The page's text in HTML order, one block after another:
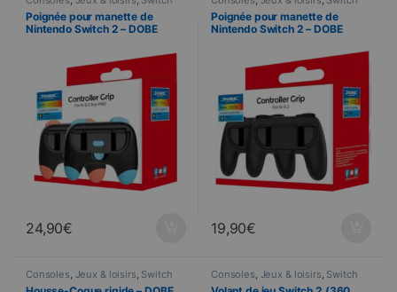
Poignée pour manette de
Nintendo Switch 2 – DOBE
24,90€
Poignée pour manette de
Nintendo Switch 2 – DOBE
19,90€
Consoles, Jeux & loisirs, Switch Consoles, Jeux & loisirs, Switch